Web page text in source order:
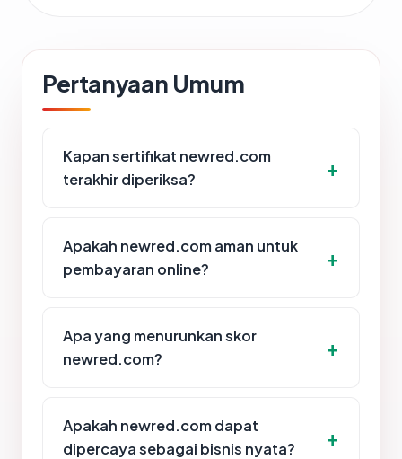
Pertanyaan Umum
Kapan sertifikat newred.com
terakhir diperiksa?
Apakah newred.com aman untuk
pembayaran online?
Apa yang menurunkan skor
newred.com?
Apakah newred.com dapat
dipercaya sebagai bisnis nyata?